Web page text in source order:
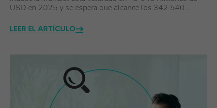
USD en 2025 y se espera que alcance los 342 540…
LEER EL ARTÍCULO